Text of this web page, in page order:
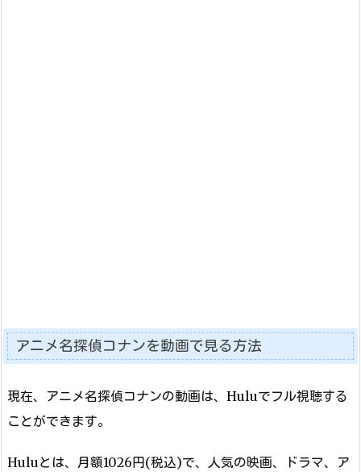
アニメ名探偵コナンを動画で見る方法
現在、アニメ名探偵コナンの動画は、Huluでフル視聴する
ことができます。
Huluとは、月額1026円(税込)で、人気の映画、ドラマ、ア